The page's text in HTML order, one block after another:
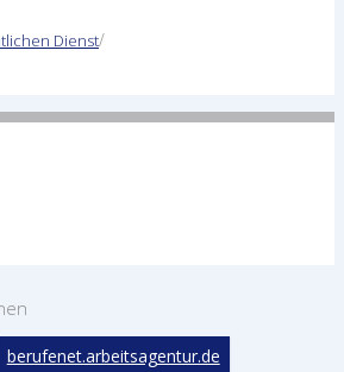
Dienst/
berufenet.arbeitsagentur.de